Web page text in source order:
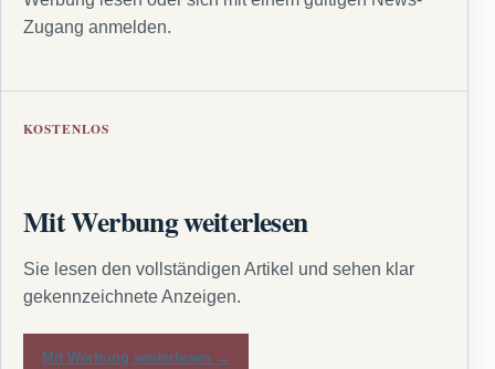
Zugang anmelden.
KOSTENLOS
Mit Werbung weiterlesen
Sie lesen den vollständigen Artikel und sehen klar
gekennzeichnete Anzeigen.
Mit Werbung weiterlesen →